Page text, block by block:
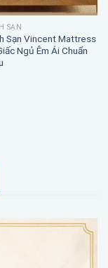
SẠN
Sạn Vincent Mattress
Ngủ Êm Ái Chuẩn